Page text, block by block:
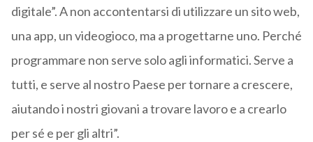
digitale”. A non accontentarsi di utilizzare un sito web,
una app, un videogioco, ma a progettarne uno. Perché
programmare non serve solo agli informatici. Serve a
tutti, e serve al nostro Paese per tornare a crescere,
aiutando i nostri giovani a trovare lavoro e a crearlo
per sé e per gli altri”.